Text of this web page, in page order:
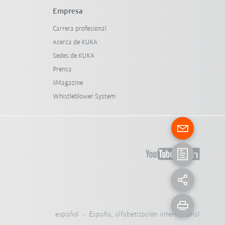
Empresa
Carrera profesional
Acerca de KUKA
Sedes de KUKA
Prensa
iiMagazine
Whistleblower System
español - España, alfabetización internacional